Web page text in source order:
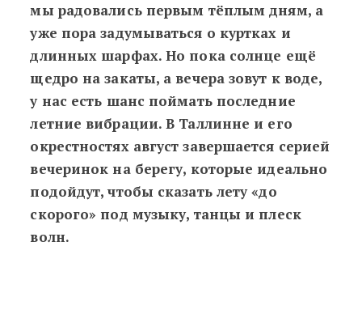
мы радовались первым тёплым дням, а
уже пора задумываться о куртках и
длинных шарфах. Но пока солнце ещё
щедро на закаты, а вечера зовут к воде,
у нас есть шанс поймать последние
летние вибрации. В Таллинне и его
окрестностях август завершается серией
вечеринок на берегу, которые идеально
подойдут, чтобы сказать лету «до
скорого» под музыку, танцы и плеск
волн.